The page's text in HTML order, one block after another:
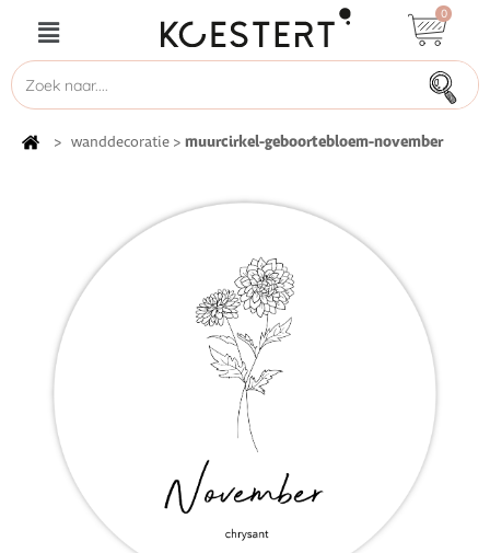
0
> wanddecoratie > muurcirkel-geboortebloem-november